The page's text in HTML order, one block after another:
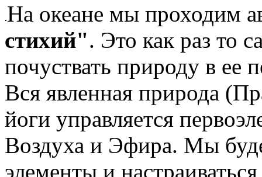
На океане мы проходим
стихий". Это как раз то
почуствать природу в ее
Вся явленная природа
йоги управляется
Воздуха и Эфира. Мы
элементы и